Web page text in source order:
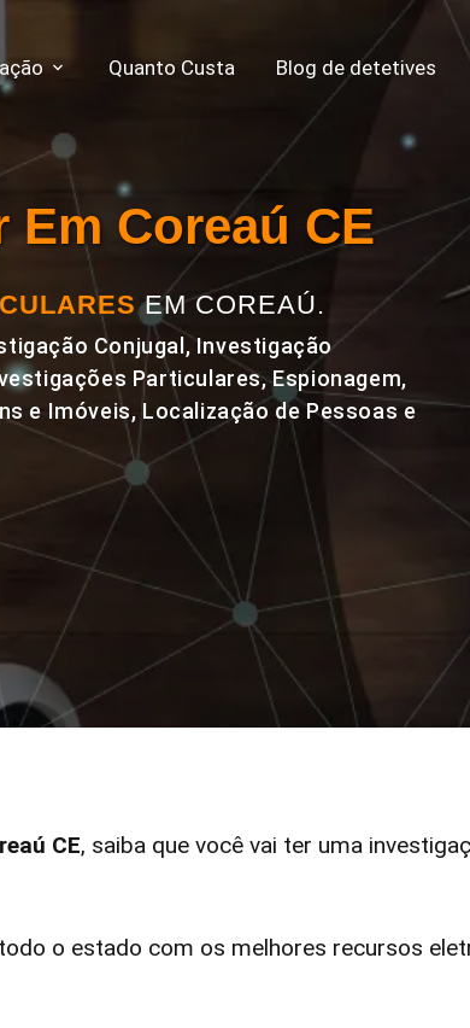
Quanto Custa Blog de detetives
Coreaú CE
EM COREAÚ.
Conjugal, Investigação
Particulares, Espionagem,
e Imóveis, Localização de Pessoas e
CE, saiba que você vai ter uma
o estado com os melhores recursos